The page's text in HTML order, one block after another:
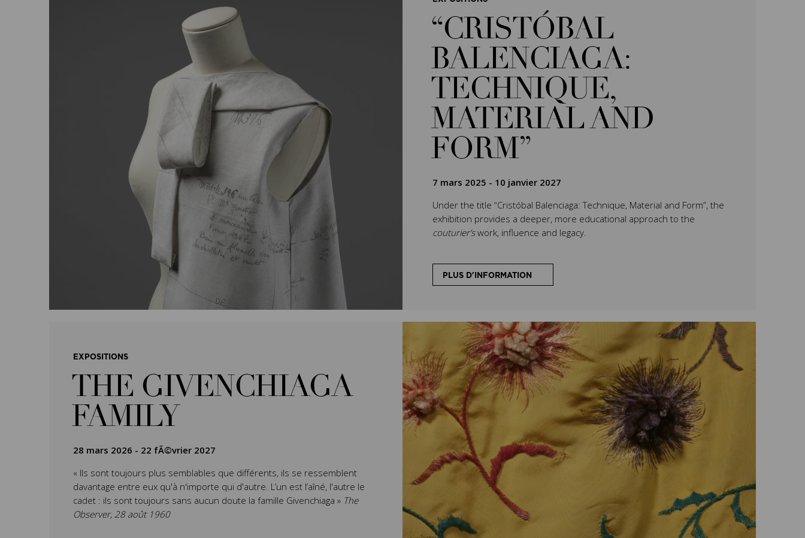
“CRISTÓBAL
BALENCIAGA:
TECHNIQUE,
MATERIAL AND
FORM”
7 mars 2025 - 10 janvier 2027
Under the title “Cristóbal Balenciaga: Technique, Material and Form”, the
exhibition provides a deeper, more educational approach to the
couturier’swork, influence and legacy.
PLUS D'INFORMATION
EXPOSITIONS
THE GIVENCHIAGA
FAMILY
28 mars 2026 - 22 fÃ©vrier 2027
« Ils sont toujours plus semblables que différents, ils se ressemblent
davantage entre eux qu'à n'importe qui d'autre. L’un est l’aîné, l'autre le
cadet : ils sont toujours sans aucun doute la famille Givenchiaga » The
Observer, 28 août 1960